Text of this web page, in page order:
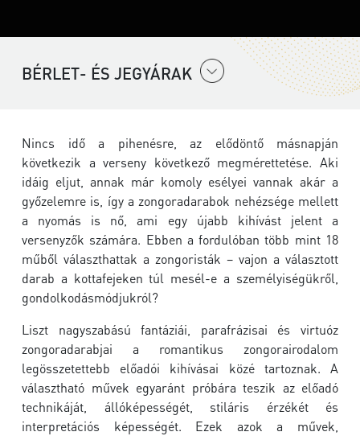
BÉRLET- ÉS JEGYÁRAK
Nincs idő a pihenésre, az elődöntő másnapján
következik a verseny következő megmérettetése. Aki
idáig eljut, annak már komoly esélyei vannak akár a
győzelemre is, így a zongoradarabok nehézsége mellett
a nyomás is nő, ami egy újabb kihívást jelent a
versenyzők számára. Ebben a fordulóban több mint 18
műből választhattak a zongoristák – vajon a választott
darab a kottafejeken túl mesél-e a személyiségükről,
gondolkodásmódjukról?
Liszt nagyszabású fantáziái, parafrázisai és virtuóz
zongoradarabjai a romantikus zongorairodalom
legösszetettebb előadói kihívásai közé tartoznak. A
választható művek egyaránt próbára teszik az előadó
technikáját, állóképességét, stiláris érzékét és
interpretációs képességét. Ezek azok a művek,